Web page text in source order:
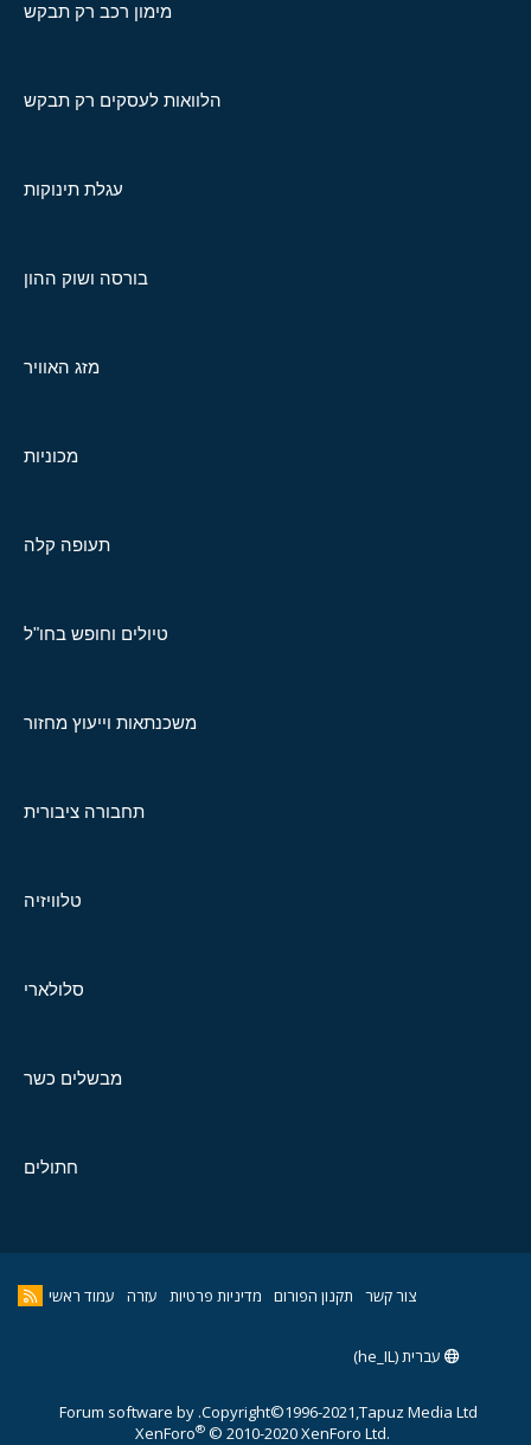
מימון רכב רק תבקש
הלוואות לעסקים רק תבקש
עגלת תינוקות
בורסה ושוק ההון
מזג האוויר
מכוניות
תעופה קלה
טיולים וחופש בחו"ל
משכנתאות וייעוץ מחזור
תחבורה ציבורית
טלוויזיה
סלולארי
מבשלים כשר
חתולים
צור קשר תקנון הפורום מדיניות פרטיות עזרה עמוד ראשי
עברית (he_IL)
Copyright©1996-2021,Tapuz Media Ltd.
Forum software by
XenForo® © 2010-2020 XenForo Ltd.